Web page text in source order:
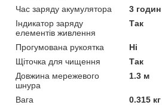
Час заряду акумулятора
3 годин
Індикатор заряду
елементів живлення
Так
Прогумована рукоятка
Ні
Щіточка для чищення
Так
Довжина мережевого
шнура
1.3 м
Вага
0.315 кг